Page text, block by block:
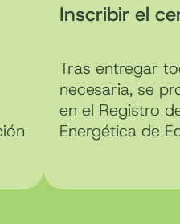
Inscribir el
Tras entregar
necesaria, se
en el Registro
Energética de